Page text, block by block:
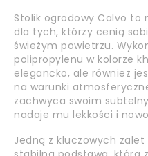
Stolik ogrodowy Calvo to
dla tych, którzy cenią
świeżym powietrzu.
polipropylenu w kolorze
elegancko, ale również
na warunki
zachwyca swoim
nadaje mu lekkości i
Jedną z kluczowych